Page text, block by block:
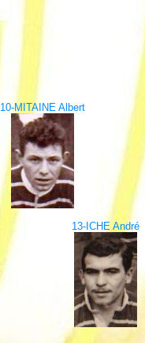
10-MITAINE Albert
13-ICHE André